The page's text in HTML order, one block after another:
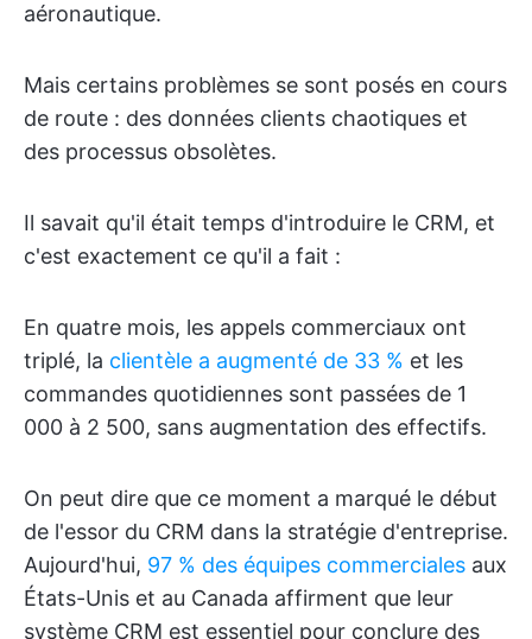
aéronautique.
Mais certains problèmes se sont posés en cours
de route : des données clients chaotiques et
des processus obsolètes.
Il savait qu'il était temps d'introduire le CRM, et
c'est exactement ce qu'il a fait :
En quatre mois, les appels commerciaux ont
triplé, la clientèle a augmenté de 33 % et les
commandes quotidiennes sont passées de 1
000 à 2 500, sans augmentation des effectifs.
On peut dire que ce moment a marqué le début
de l'essor du CRM dans la stratégie d'entreprise.
Aujourd'hui, 97 % des équipes commerciales aux
États-Unis et au Canada affirment que leur
système CRM est essentiel pour conclure des